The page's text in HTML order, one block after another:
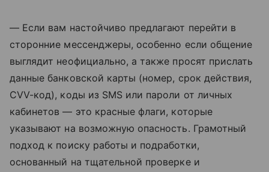
— Если вам настойчиво предлагают перейти в
сторонние мессенджеры, особенно если общение
выглядит неофициально, а также просят прислать
данные банковской карты (номер, срок действия,
CVV-код), коды из SMS или пароли от личных
кабинетов — это красные флаги, которые
указывают на возможную опасность. Грамотный
подход к поиску работы и подработки,
основанный на тщательной проверке и